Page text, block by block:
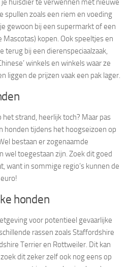
huisdier te verwennen met nieuwe
spullen zoals een riem en voeding
gewoon bij een supermarkt of een
Mascotas) kopen. Ook speeltjes en
terug bij een dierenspeciaalzaak,
winkels en winkels waar ze
liggen de prijzen vaak een pak lager.
strand, heerlijk toch? Maar pas
honden tijdens het hoogseizoen op
bestaan er zogenaamde
wel toegestaan zijn. Zoek dit goed
want in sommige regio’s kunnen de
honden
voor potentieel gevaarlijke
rassen zoals Staffordshire
Terrier en Rottweiler. Dit kan
dit zeker zelf ook nog eens op